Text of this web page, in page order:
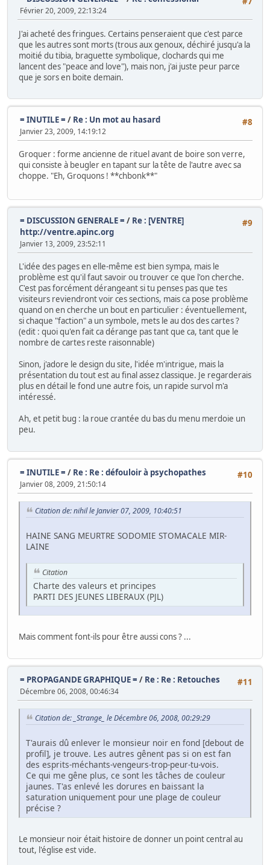
Février 20, 2009, 22:13:24
J'ai acheté des fringues. Certains penseraient que c'est parce
que les autres sont morts (trous aux genoux, déchiré jusqu'a la
moitié du tibia, braguette symbolique, clochards qui me
lancent des "peace and love"), mais non, j'ai juste peur parce
que je sors en boite demain.
#8
= INUTILE = / Re : Un mot au hasard
Janvier 23, 2009, 14:19:12
Groquer : forme ancienne de rituel avant de boire son verre,
qui consiste à beugler en tapant sur la tête de l'autre avec sa
choppe. "Eh, Groquons ! **chbonk**"
#9
= DISCUSSION GENERALE = / Re : [VENTRE]
http://ventre.apinc.org
Janvier 13, 2009, 23:52:11
L'idée des pages en elle-même est bien sympa, mais le
problème est qu'il faut savoir ou trouver ce que l'on cherche.
C'est pas forcément dérangeant si tu penses pas que tes
visiteurs reviendront voir ces sections, mais ca pose problème
quand on en cherche un bout en particulier : éventuellement,
si chaque "faction" a un symbole, mets le au dos des cartes ?
(edit : quoi qu'en fait ca dérange pas tant que ca, tant que le
nombre de cartes reste raisonnable)
Sinon, j'adore le design du site, l'idée m'intrigue, mais la
présentation du tout est au final assez classique. Je regarderais
plus en détail le fond une autre fois, un rapide survol m'a
intéressé.
Ah, et petit bug : la roue crantée du bas du menu merdoie un
peu.
#10
= INUTILE = / Re : Re : défouloir à psychopathes
Janvier 08, 2009, 21:50:14
Citation de: nihil le Janvier 07, 2009, 10:40:51
HAINE SANG MEURTRE SODOMIE STOMACALE MIR-
LAINE
Citation
Charte des valeurs et principes
PARTI DES JEUNES LIBERAUX (PJL)
Mais comment font-ils pour être aussi cons ? ...
#11
= PROPAGANDE GRAPHIQUE = / Re : Re : Retouches
Décembre 06, 2008, 00:46:34
Citation de: _Strange_ le Décembre 06, 2008, 00:29:29
T'aurais dû enlever le monsieur noir en fond [debout de
profil], je trouve. Les autres gênent pas si on est fan
des esprits-méchants-vengeurs-trop-peur-tu-vois.
Ce qui me gêne plus, ce sont les tâches de couleur
jaunes. T'as enlevé les dorures en baissant la
saturation uniquement pour une plage de couleur
précise ?
Le monsieur noir était histoire de donner un point central au
tout, l'église est vide.